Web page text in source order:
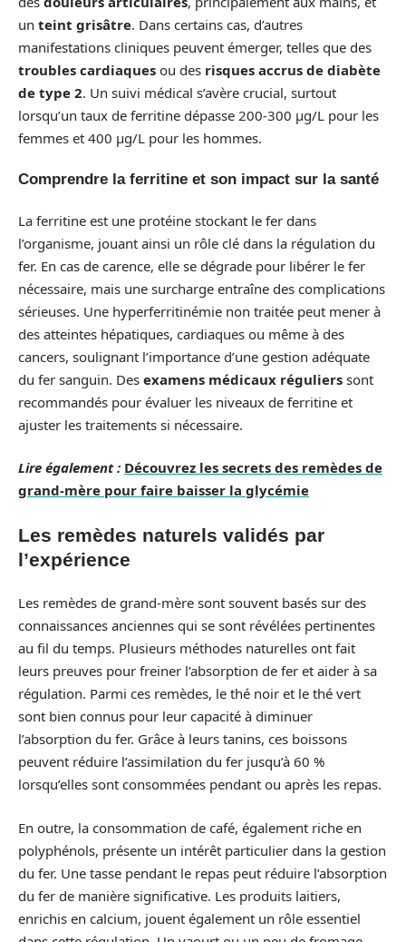
un teint grisâtre. Dans certains cas, d’autres
manifestations cliniques peuvent émerger, telles que des
troubles cardiaques ou des risques accrus de diabète
de type 2. Un suivi médical s’avère crucial, surtout
lorsqu’un taux de ferritine dépasse 200-300 µg/L pour les
femmes et 400 µg/L pour les hommes.
Comprendre la ferritine et son impact sur la santé
La ferritine est une protéine stockant le fer dans
l’organisme, jouant ainsi un rôle clé dans la régulation du
fer. En cas de carence, elle se dégrade pour libérer le fer
nécessaire, mais une surcharge entraîne des complications
sérieuses. Une hyperferritinémie non traitée peut mener à
des atteintes hépatiques, cardiaques ou même à des
cancers, soulignant l’importance d’une gestion adéquate
du fer sanguin. Des examens médicaux réguliers sont
recommandés pour évaluer les niveaux de ferritine et
ajuster les traitements si nécessaire.
Lire également : Découvrez les secrets des remèdes de
grand-mère pour faire baisser la glycémie
Les remèdes naturels validés par
l’expérience
Les remèdes de grand-mère sont souvent basés sur des
connaissances anciennes qui se sont révélées pertinentes
au fil du temps. Plusieurs méthodes naturelles ont fait
leurs preuves pour freiner l’absorption de fer et aider à sa
régulation. Parmi ces remèdes, le thé noir et le thé vert
sont bien connus pour leur capacité à diminuer
l’absorption du fer. Grâce à leurs tanins, ces boissons
peuvent réduire l’assimilation du fer jusqu’à 60 %
lorsqu’elles sont consommées pendant ou après les repas.
En outre, la consommation de café, également riche en
polyphénols, présente un intérêt particulier dans la gestion
du fer. Une tasse pendant le repas peut réduire l’absorption
du fer de manière significative. Les produits laitiers,
enrichis en calcium, jouent également un rôle essentiel